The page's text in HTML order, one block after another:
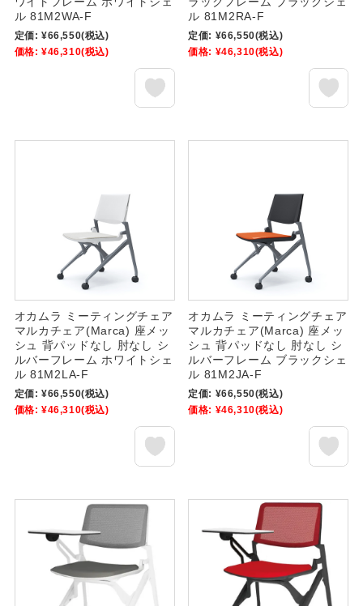
ル 81M2WA-F
定価: ¥66,550(税込)
価格: ¥46,310(税込)
ル 81M2RA-F
定価: ¥66,550(税込)
価格: ¥46,310(税込)
オカムラ ミーティングチェア
マルカチェア(Marca) 座メッ
シュ 背パッドなし 肘なし シ
ルバーフレーム ホワイトシェ
ル 81M2LA-F
定価: ¥66,550(税込)
価格: ¥46,310(税込)
オカムラ ミーティングチェア
マルカチェア(Marca) 座メッ
シュ 背パッドなし 肘なし シ
ルバーフレーム ブラックシェ
ル 81M2JA-F
定価: ¥66,550(税込)
価格: ¥46,310(税込)